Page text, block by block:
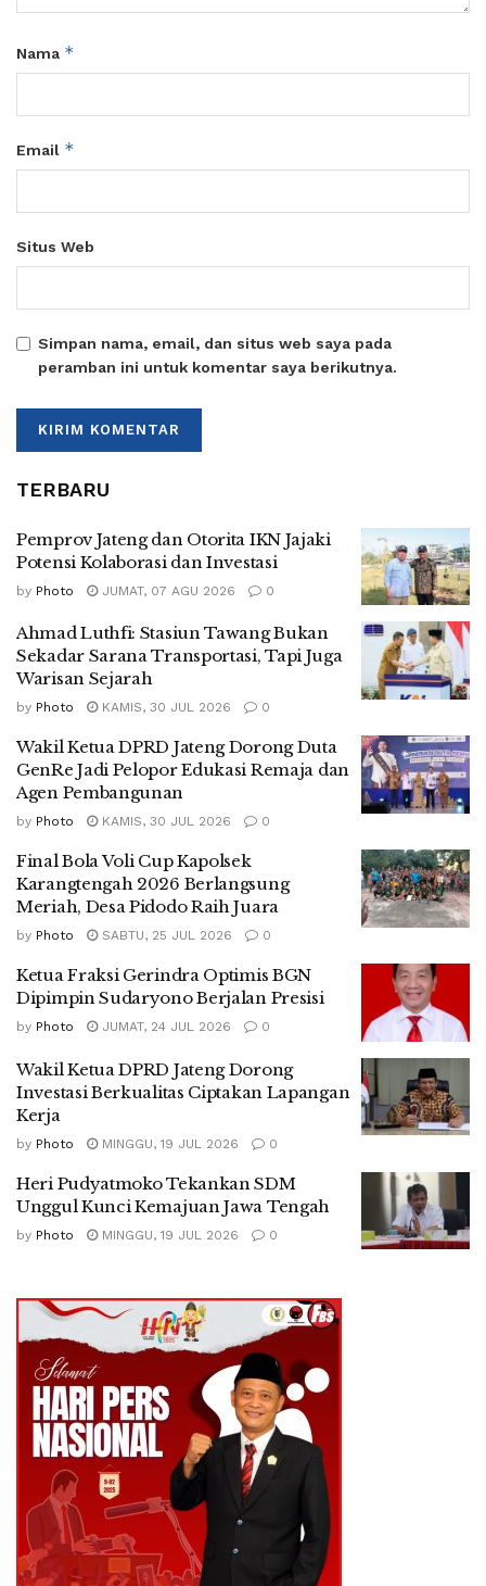
Nama *
Email *
Situs Web
Simpan nama, email, dan situs web saya pada
peramban ini untuk komentar saya berikutnya.
TERBARU
Pemprov Jateng dan Otorita IKN Jajaki
Potensi Kolaborasi dan Investasi
by Photo JUMAT, 07 AGU 2026 0
Ahmad Luthfi: Stasiun Tawang Bukan
Sekadar Sarana Transportasi, Tapi Juga
Warisan Sejarah
by Photo KAMIS, 30 JUL 2026 0
Wakil Ketua DPRD Jateng Dorong Duta
GenRe Jadi Pelopor Edukasi Remaja dan
Agen Pembangunan
by Photo KAMIS, 30 JUL 2026 0
Final Bola Voli Cup Kapolsek
Karangtengah 2026 Berlangsung
Meriah, Desa Pidodo Raih Juara
by Photo SABTU, 25 JUL 2026 0
Ketua Fraksi Gerindra Optimis BGN
Dipimpin Sudaryono Berjalan Presisi
by Photo JUMAT, 24 JUL 2026 0
Wakil Ketua DPRD Jateng Dorong
Investasi Berkualitas Ciptakan Lapangan
Kerja
by Photo MINGGU, 19 JUL 2026 0
Heri Pudyatmoko Tekankan SDM
Unggul Kunci Kemajuan Jawa Tengah
by Photo MINGGU, 19 JUL 2026 0